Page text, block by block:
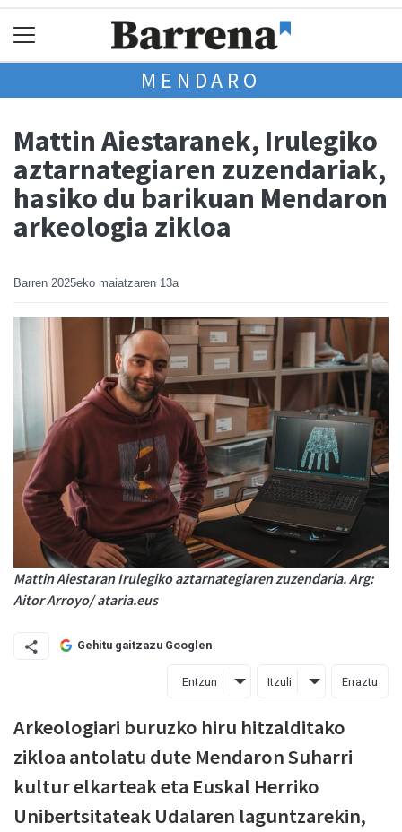
MENDARO
Mattin Aiestaranek, Irulegiko
aztarnategiaren zuzendariak,
hasiko du barikuan Mendaron
arkeologia zikloa
Barren 2025eko maiatzaren 13a
Mattin Aiestaran Irulegiko aztarnategiaren zuzendaria. Arg:
Aitor Arroyo/ ataria.eus
Gehitu gaitzazu Googlen
Entzun Itzuli Erraztu
Arkeologiari buruzko hiru hitzalditako
zikloa antolatu dute Mendaron Suharri
kultur elkarteak eta Euskal Herriko
Unibertsitateak Udalaren laguntzarekin,